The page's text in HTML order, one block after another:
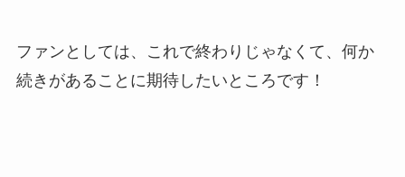
ファンとしては、これで終わりじゃなくて、何か
続きがあることに期待したいところです！